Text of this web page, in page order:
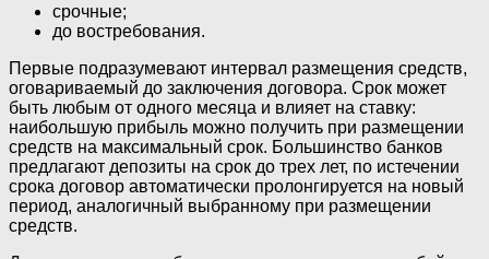
срочные;
до востребования.
Первые подразумевают интервал размещения средств,
оговариваемый до заключения договора. Срок может
быть любым от одного месяца и влияет на ставку:
наибольшую прибыль можно получить при размещении
средств на максимальный срок. Большинство банков
предлагают депозиты на срок до трех лет, по истечении
срока договор автоматически пролонгируется на новый
период, аналогичный выбранному при размещении
средств.